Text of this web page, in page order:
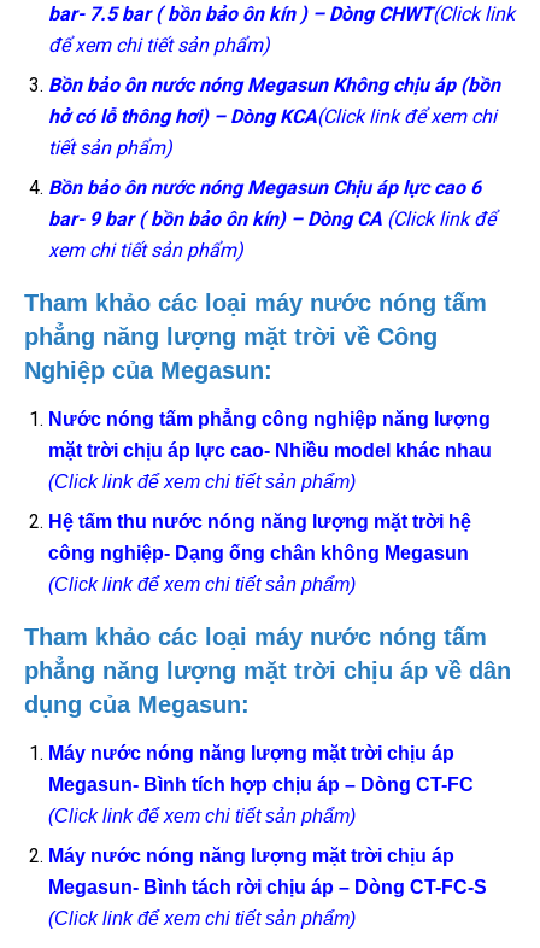
bar- 7.5 bar( bồn bảo ôn kín ) – Dòng CHWT(Click link
để xem chi tiết sản phẩm)
Bồn bảo ôn nước nóng Megasun Không chịu áp (bồn
hở có lỗ thông hơi) – Dòng KCA(Click link để xem chi
tiết sản phẩm)
Bồn bảo ôn nước nóng Megasun Chịu áp lực cao 6
bar- 9 bar ( bồn bảo ôn kín) – Dòng CA (Click link để
xem chi tiết sản phẩm)
Tham khảo các loại máy nước nóng tấm
phẳng năng lượng mặt trời về Công
Nghiệp của Megasun:
Nước nóng tấm phẳng công nghiệp năng lượng
mặt trời chịu áp lực cao- Nhiều model khác nhau
(Click link để xem chi tiết sản phẩm)
Hệ tấm thu nước nóng năng lượng mặt trời hệ
công nghiệp- Dạng ống chân không Megasun
(Click link để xem chi tiết sản phẩm)
Tham khảo các loại máy nước nóng tấm
phẳng năng lượng mặt trời chịu áp về dân
dụng của Megasun:
Máy nước nóng năng lượng mặt trời chịu áp
Megasun- Bình tích hợp chịu áp – Dòng CT-FC
(Click link để xem chi tiết sản phẩm)
Máy nước nóng năng lượng mặt trời chịu áp
Megasun- Bình tách rời chịu áp – Dòng CT-FC-S
(Click link để xem chi tiết sản phẩm)